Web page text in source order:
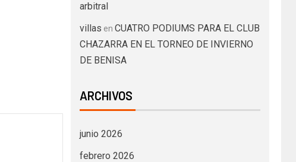
arbitral
villas en CUATRO PODIUMS PARA EL CLUB
CHAZARRA EN EL TORNEO DE INVIERNO
DE BENISA
ARCHIVOS
junio 2026
febrero 2026